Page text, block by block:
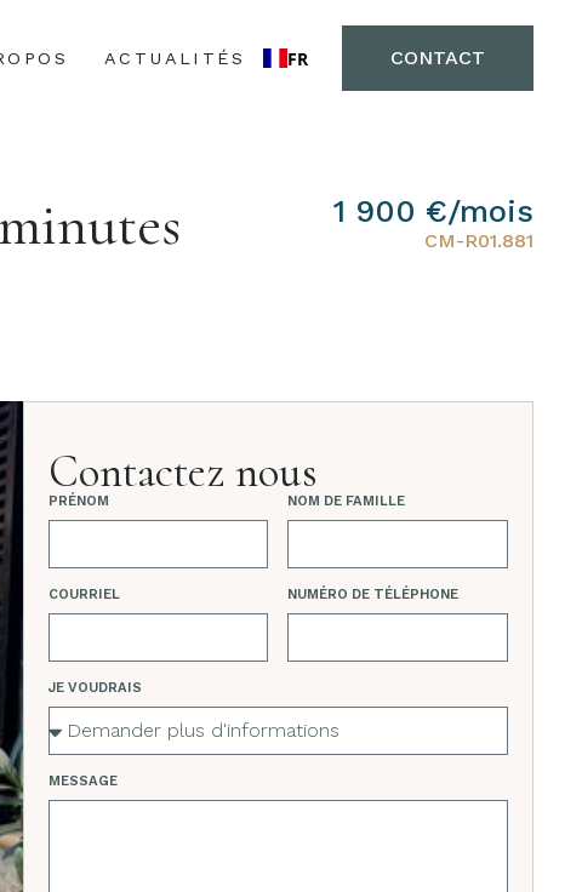
ACTUALITÉS FR CONTACT
1 900 €/mois
CM-R01.881
Contactez nous
PRÉNOM NOM DE FAMILLE
COURRIEL NUMÉRO DE TÉLÉPHONE
JE VOUDRAIS
MESSAGE